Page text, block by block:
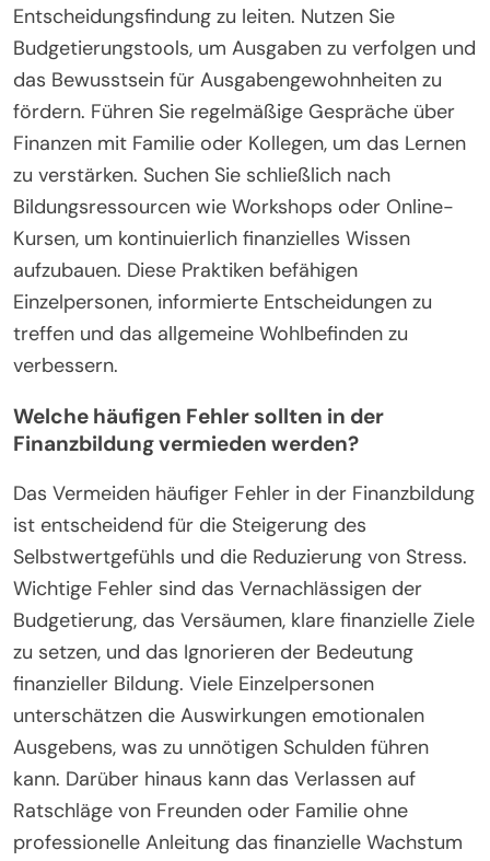
Entscheidungsfindung zu leiten. Nutzen Sie
Budgetierungstools, um Ausgaben zu verfolgen und
das Bewusstsein für Ausgabengewohnheiten zu
fördern. Führen Sie regelmäßige Gespräche über
Finanzen mit Familie oder Kollegen, um das Lernen
zu verstärken. Suchen Sie schließlich nach
Bildungsressourcen wie Workshops oder Online-
Kursen, um kontinuierlich finanzielles Wissen
aufzubauen. Diese Praktiken befähigen
Einzelpersonen, informierte Entscheidungen zu
treffen und das allgemeine Wohlbefinden zu
verbessern.
Welche häufigen Fehler sollten in der
Finanzbildung vermieden werden?
Das Vermeiden häufiger Fehler in der Finanzbildung
ist entscheidend für die Steigerung des
Selbstwertgefühls und die Reduzierung von Stress.
Wichtige Fehler sind das Vernachlässigen der
Budgetierung, das Versäumen, klare finanzielle Ziele
zu setzen, und das Ignorieren der Bedeutung
finanzieller Bildung. Viele Einzelpersonen
unterschätzen die Auswirkungen emotionalen
Ausgebens, was zu unnötigen Schulden führen
kann. Darüber hinaus kann das Verlassen auf
Ratschläge von Freunden oder Familie ohne
professionelle Anleitung das finanzielle Wachstum